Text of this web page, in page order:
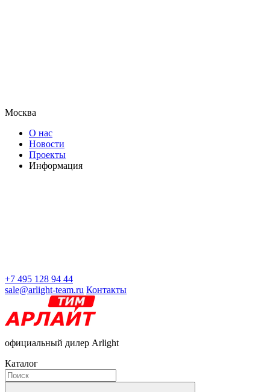
Москва
О нас
Новости
Проекты
Информация
+7 495 128 94 44
sale@arlight-team.ru Контакты
официальный дилер Arlight
Каталог